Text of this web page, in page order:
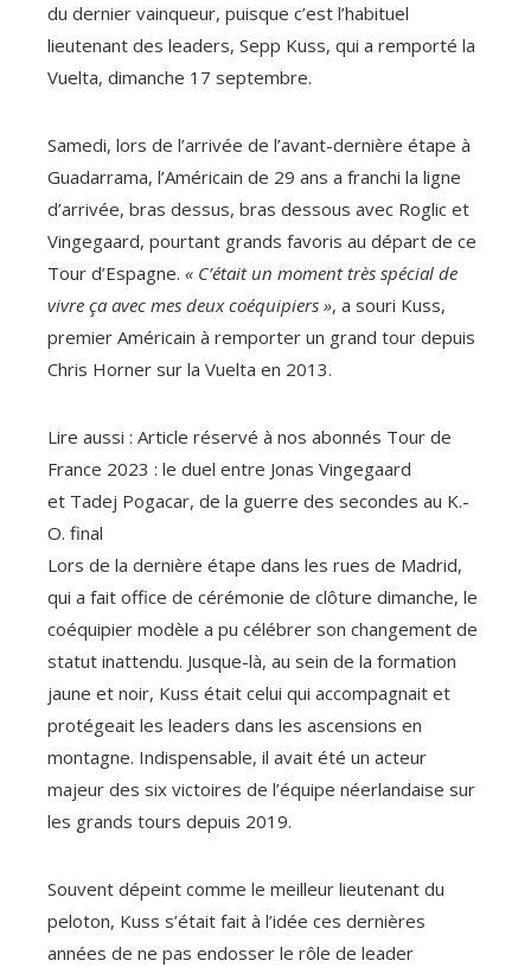
du dernier vainqueur, puisque c’est l’habituel
lieutenant des leaders, Sepp Kuss, qui a remporté la
Vuelta, dimanche 17 septembre.
Samedi, lors de l’arrivée de l’avant-dernière étape à
Guadarrama, l’Américain de 29 ans a franchi la ligne
d’arrivée, bras dessus, bras dessous avec Roglic et
Vingegaard, pourtant grands favoris au départ de ce
Tour d’Espagne. « C’était un moment très spécial de
vivre ça avec mes deux coéquipiers », a souri Kuss,
premier Américain à remporter un grand tour depuis
Chris Horner sur la Vuelta en 2013.
Lire aussi : Article réservé à nos abonnés Tour de
France 2023 : le duel entre Jonas Vingegaard
et Tadej Pogacar, de la guerre des secondes au K.-
O. final
Lors de la dernière étape dans les rues de Madrid,
qui a fait office de cérémonie de clôture dimanche, le
coéquipier modèle a pu célébrer son changement de
statut inattendu. Jusque-là, au sein de la formation
jaune et noir, Kuss était celui qui accompagnait et
protégeait les leaders dans les ascensions en
montagne. Indispensable, il avait été un acteur
majeur des six victoires de l’équipe néerlandaise sur
les grands tours depuis 2019.
Souvent dépeint comme le meilleur lieutenant du
peloton, Kuss s’était fait à l’idée ces dernières
années de ne pas endosser le rôle de leader